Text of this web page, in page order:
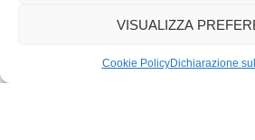
VISUALIZZA
Cookie PolicyDichiarazione